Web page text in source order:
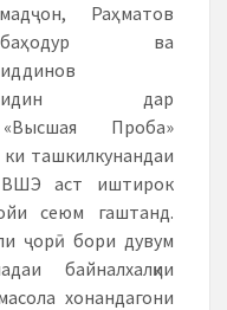
Раҳматов
ва
дар
Проба»
ки ташкилкунандаи
аст иштирок
сеюм гаштанд.
ҷорӣ бори дувум
байналхалқии
хонандагони